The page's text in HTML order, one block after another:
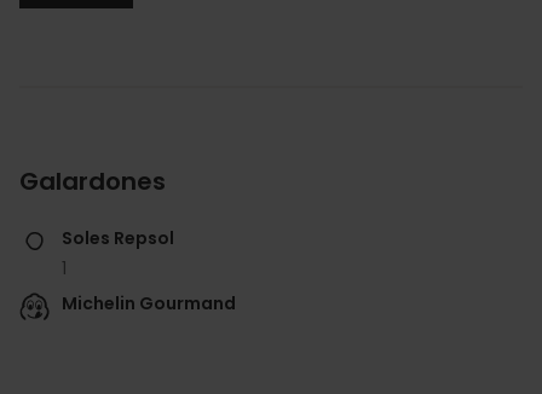
Galardones
Soles Repsol
1
Michelin Gourmand